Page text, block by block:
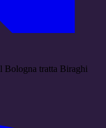
Bologna tratta Biraghi